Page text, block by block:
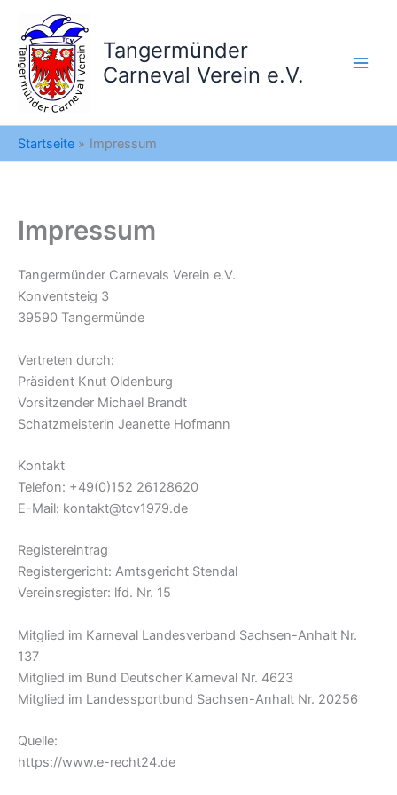
Inhalt
springen
Tangermünder
Carneval Verein e.V.
Startseite Impressum
Impressum
Tangermünder Carnevals Verein e.V.
Konventsteig 3
39590 Tangermünde
Vertreten durch:
Präsident Knut Oldenburg
Vorsitzender Michael Brandt
Schatzmeisterin Jeanette Hofmann
Kontakt
Telefon: +49(0)152 26128620
E-Mail: kontakt@tcv1979.de
Registereintrag
Registergericht: Amtsgericht Stendal
Vereinsregister: lfd. Nr. 15
Mitglied im Karneval Landesverband Sachsen-Anhalt Nr.
137
Mitglied im Bund Deutscher Karneval Nr. 4623
Mitglied im Landessportbund Sachsen-Anhalt Nr. 20256
Quelle:
https://www.e-recht24.de